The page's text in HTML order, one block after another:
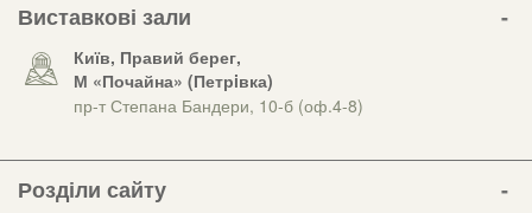
Виставкові зали
Київ, Правий берег,
М «Почайна» (Петрiвка)
пр-т Степана Бандери, 10-б (оф.4-8)
Розділи сайту